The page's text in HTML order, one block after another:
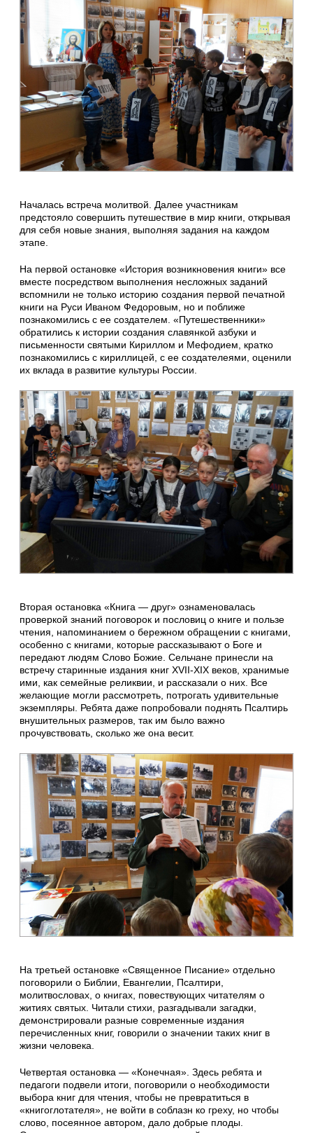
Началась встреча молитвой. Далее участникам
предстояло совершить путешествие в мир книги, открывая
для себя новые знания, выполняя задания на каждом
этапе.
На первой остановке «История возникновения книги» все
вместе посредством выполнения несложных заданий
вспомнили не только историю создания первой печатной
книги на Руси Иваном Федоровым, но и поближе
познакомились с ее создателем. «Путешественники»
обратились к истории создания славянкой азбуки и
письменности святыми Кириллом и Мефодием, кратко
познакомились с кириллицей, с ее создателеями, оценили
их вклада в развитие культуры России.
Вторая остановка «Книга — друг» ознаменовалась
проверкой знаний поговорок и пословиц о книге и пользе
чтения, напоминанием о бережном обращении с книгами,
особенно с книгами, которые рассказывают о Боге и
передают людям Слово Божие. Сельчане принесли на
встречу старинные издания книг XVII-XIX веков, хранимые
ими, как семейные реликвии, и рассказали о них. Все
желающие могли рассмотреть, потрогать удивительные
экземпляры. Ребята даже попробовали поднять Псалтирь
внушительных размеров, так им было важно
прочувствовать, сколько же она весит.
На третьей остановке «Священное Писание» отдельно
поговорили о Библии, Евангелии, Псалтири,
молитвословах, о книгах, повествующих читателям о
житиях святых. Читали стихи, разгадывали загадки,
демонстрировали разные современные издания
перечисленных книг, говорили о значении таких книг в
жизни человека.
Четвертая остановка — «Конечная». Здесь ребята и
педагоги подвели итоги, поговорили о необходимости
выбора книг для чтения, чтобы не превратиться в
«книгоглотателя», не войти в соблазн ко греху, но чтобы
слово, посеянное автором, дало добрые плоды.